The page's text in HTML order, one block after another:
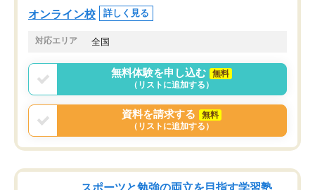
オンライン校 詳しく見る
対応エリア 全国
無料体験を申し込む
無料
（リストに追加する）
資料を請求する
無料
（リストに追加する）
スポーツと勉強の両立を目指す学習塾